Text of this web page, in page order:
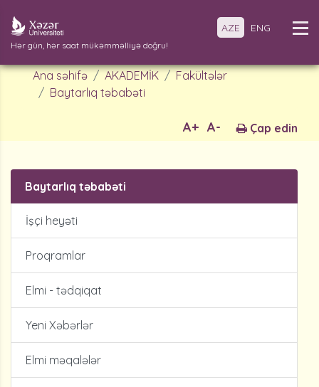
Hər gün, hər saat mükəmməlliyə doğru!
AZE ENG
Ana səhifə AKADEMİK
Fakültələr
Baytarlıq təbabəti
Çap edin
A-
A+
Baytarlıq təbabəti
İşçi heyəti
Proqramlar
Elmi - tədqiqat
Yeni Xəbərlər
Elmi məqalələr